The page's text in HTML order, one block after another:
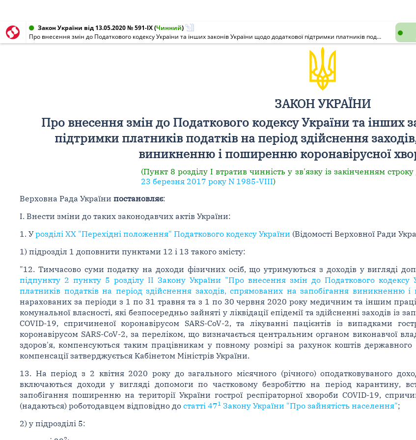
Закон України від 13.05.2020 № 591-IX(Чинний)
Про внесення змін до Податкового кодексу України та інших законів України щодо додаткової підтримки платників податків на період здійснення заходів, спрямованих на запобігання виникненню і поширенню коронавірусної хвороби (COVID-19)